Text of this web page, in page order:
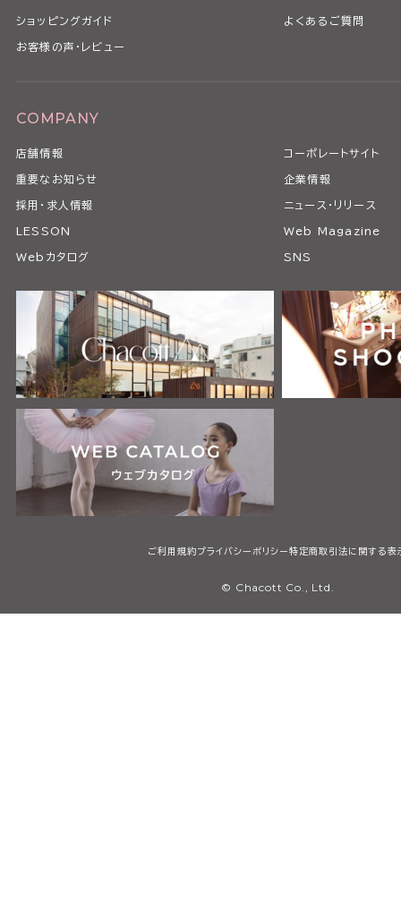
ショッピングガイド よくあるご質問
お客様の声・レビュー
COMPANY
店舗情報 コーポレートサイト
重要なお知らせ 企業情報
採用・求人情報 ニュース・リリース
LESSON Web Magazine
Webカタログ SNS
ご利用規約プライバシーポリシー特定商取引法に関する表
© Chacott Co., Ltd.